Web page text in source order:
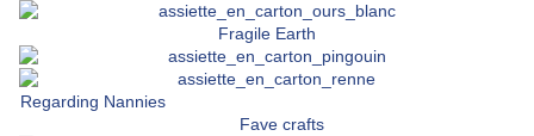
Fragile Earth
Regarding Nannies
Fave crafts